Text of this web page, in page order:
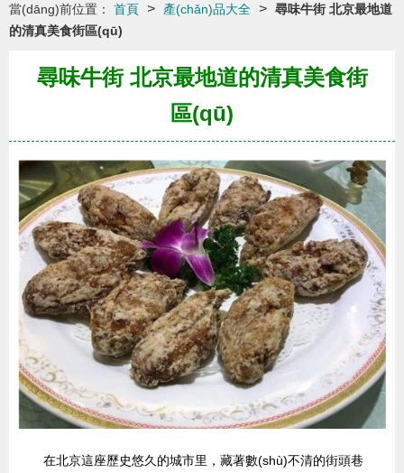
當(dāng)前位置： 首頁 > 產(chǎn)品大全 > 尋味牛街 北京最地道
的清真美食街區(qū)
尋味牛街 北京最地道的清真美食街
區(qū)
在北京這座歷史悠久的城市里，藏著數(shù)不清的街頭巷